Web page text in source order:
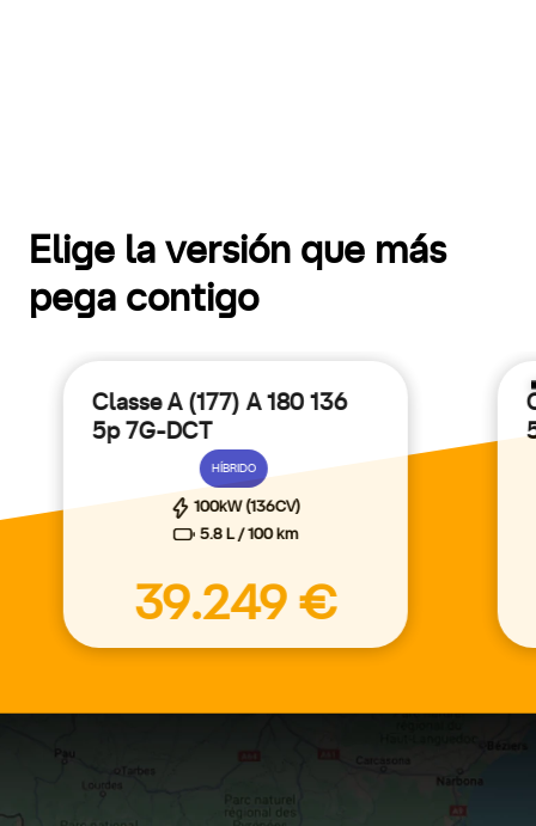
Conoce los beneficios delPlan Auto+
la compra de vehículos eco.
Elige la versión que más
pega contigo
Classe A (177) A 180 136
5p 7G-DCT
HÍBRIDO
100kW (136CV)
5.8 L / 100 km
39.249 €